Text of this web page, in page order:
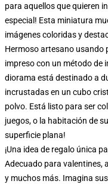
para aquellos que quieren
especial! Esta miniatura
imágenes coloridas y
Hermoso artesano usando
impreso con un método de
diorama está destinado a
incrustadas en un cubo
polvo. Está listo para ser
juegos, o la habitación de
superficie plana!
¡Una idea de regalo única
Adecuado para valentines,
y muchos más. Imagina